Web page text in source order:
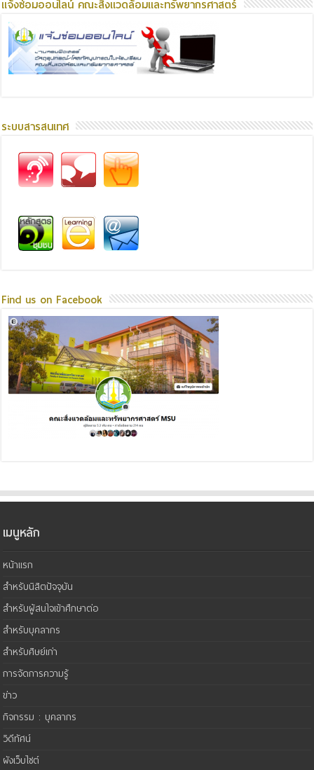
แจ้งซ่อมออนไลน์ คณะสิ่งแวดล้อมและทรัพยากรศาสตร์
ระบบสารสนเทศ
Find us on Facebook
เมนูหลัก
หน้าแรก
สำหรับนิสิตปัจจุบัน
สำหรับผู้สนใจเข้าศึกษาต่อ
สำหรับบุคลากร
สำหรับศิษย์เก่า
การจัดการความรู้
ข่าว
กิจกรรม : บุคลากร
วิดีทัศน์
ผังเว็บไซต์